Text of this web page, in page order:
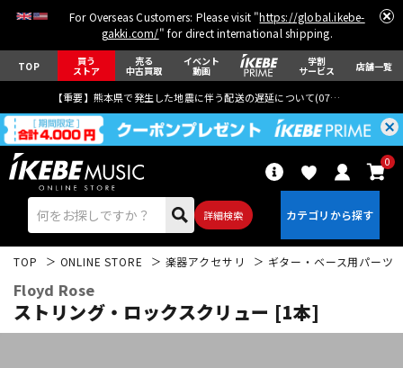
For Overseas Customers: Please visit "https://global.ikebe-
gakki.com/" for direct international shipping.
TOP 買う
ストア
売る
中古買取
イベント
動画
学割
サービス 店舗一覧
【重要】熊本県で発生した地震に伴う配送の遅延について(07月29日
詳細検索
0
TOP ONLINE STORE 楽器アクセサリ ギター・ベース用パーツ
Floyd Rose
ストリング・ロックスクリュー [1本]